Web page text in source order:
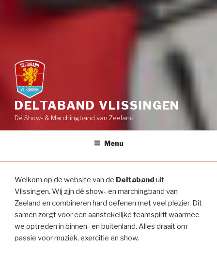
DELTABAND VLISSINGEN
Dé Show- & Marchingband van Zeeland
Menu
Welkom op de website van de Deltaband uit
Vlissingen. Wij zijn dé show- en marchingband van
Zeeland en combineren hard oefenen met veel plezier. Dit
samen zorgt voor een aanstekelijke teamspirit waarmee
we optreden in binnen- en buitenland. Alles draait om
passie voor muziek, exercitie en show.